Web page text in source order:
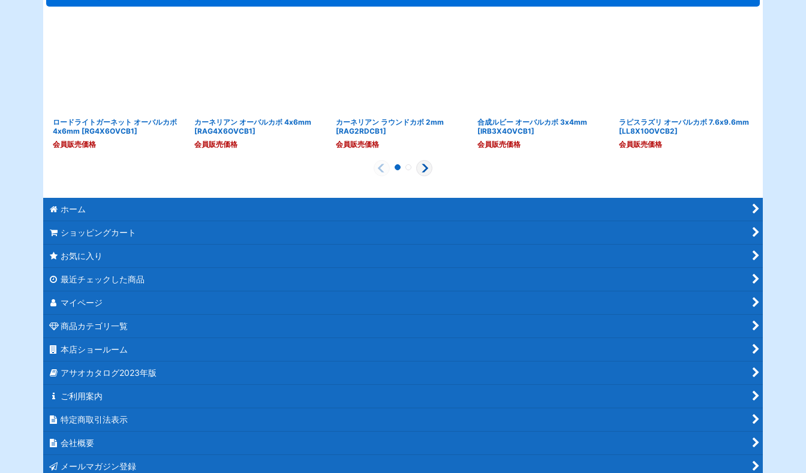
ロードライトガーネット オーバルカボ
4x6mm [RG4X6OVCB1]
会員販売価格
カーネリアン オーバルカボ 4x6mm
[RAG4X6OVCB1]
会員販売価格
カーネリアン ラウンドカボ 2mm
[RAG2RDCB1]
会員販売価格
合成ルビー オーバルカボ 3x4mm
[IRB3X4OVCB1]
会員販売価格
ラピスラズリ オーバルカボ 7.6x9.6mm
[LL8X10OVCB2]
会員販売価格
ホーム
ショッピングカート
お気に入り
最近チェックした商品
マイページ
商品カテゴリ一覧
本店ショールーム
アサオカタログ2023年版
ご利用案内
特定商取引法表示
会社概要
メールマガジン登録